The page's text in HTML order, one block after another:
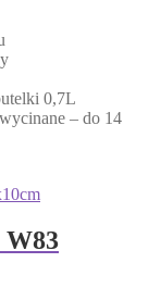
0,7L
– do 14
W83